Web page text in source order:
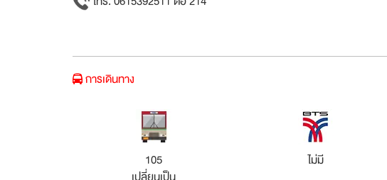
การเดินทาง
105
ไม่มี